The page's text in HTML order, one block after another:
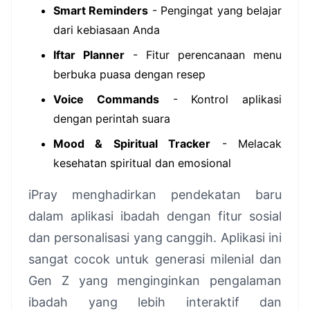
Smart Reminders - Pengingat yang belajar
dari kebiasaan Anda
Iftar Planner - Fitur perencanaan menu
berbuka puasa dengan resep
Voice Commands- Kontrol aplikasi
dengan perintah suara
Mood & Spiritual Tracker - Melacak
kesehatan spiritual dan emosional
iPray menghadirkan pendekatan baru
dalam aplikasi ibadah dengan fitur sosial
dan personalisasi yang canggih. Aplikasi ini
sangat cocok untuk generasi milenial dan
Gen Z yang menginginkan pengalaman
ibadah yang lebih interaktif dan